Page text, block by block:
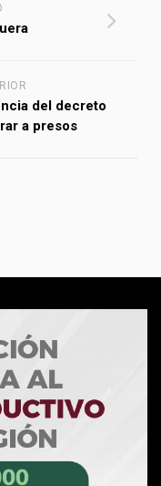
del decreto
a presos